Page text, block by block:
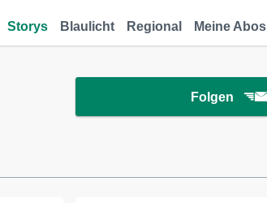
Storys Blaulicht Regional Meine Abos
Folgen